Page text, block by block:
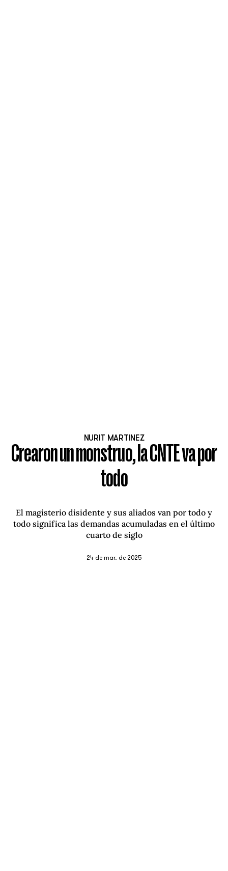
NURIT MARTINEZ
Crearon un monstruo, la CNTE va por
todo
El magisterio disidente y sus aliados van por todo y
todo significa las demandas acumuladas en el último
cuarto de siglo
24 de mar. de 2025